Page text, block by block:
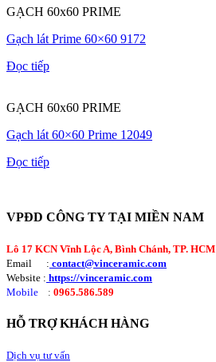
GẠCH 60x60 PRIME
Gạch lát Prime 60×60 9172
Đọc tiếp
GẠCH 60x60 PRIME
Gạch lát 60×60 Prime 12049
Đọc tiếp
VPĐD CÔNG TY TẠI MIỀN NAM
Lô 17 KCN Vĩnh Lộc A, Bình Chánh, TP. HCM
Email : contact@vinceramic.com
Website : https://vinceramic.com
Mobile : 0965.586.589
HỖ TRỢ KHÁCH HÀNG
Dịch vụ tư vấn